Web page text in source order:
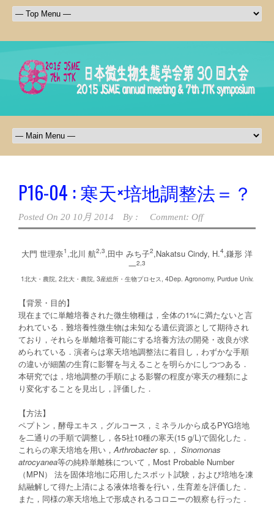
P16-04 : 寒天×培地調整法＝？
Posted On 20 10月 2014 By : Comment: Off
大門 世理奈1 ,北川 航2,3,田中 みち子2,Nakatsu Cindy, H.4,鎌形 洋
一2,3
1北大・農院, 2北大・農院, 3産総所・生物プロセス, 4Dep. Agronomy, Purdue Univ.
【背景・目的】
現在までに単離培養された微生物種は，全体の1%に満たないと言
われている．難培養性微生物は未知なる遺伝資源として期待され
ており，それらを単離培養可能にする培養方法の開発・改良が求
められている．演者らは寒天培地調整法に着目し，わずかな手順
の違いが細菌の生育に影響を与えることを明らかにしつつある．
本研究では，培地調整の手順による影響の程度が寒天の種類によ
り変化することを見出し，評価した．
【方法】
ペプトン，酵母エキス，グルコース，ミネラルから成るPYG培地
を二通りの手順で調整し，各5社10種の寒天(15 g/L)で固化した．
これらの寒天培地を用い， Arthrobactersp.， Sinomonas
atrocyanea等の純粋単離株について，Most Probable Number
（MPN） 法を固体培地に応用したスポット試験，および培地を凍
結融解して得た上清による液体培養を行い，生育差を評価した．
また，同様の寒天培地上で形成されるコロニーの観察も行った．